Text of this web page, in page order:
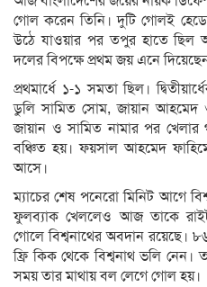
গোল করেন তিনি। দুটি গোলই হেডে
উঠে যাওয়ার পর তপুর হাতে ছিল
দলের বিপক্ষে প্রথম জয় এনে
প্রথমার্ধে ১-১ সমতা ছিল।
ডুলি সামিত সোম, জায়ান আহমেদ
জায়ান ও সামিত নামার পর
বঞ্চিত হয়। ফয়সাল আহমেদ
আসে।
ম্যাচের শেষ পনেরো মিনিট আগে
ফুলব্যাক খেললেও আজ তাকে
গোলে বিশ্বনাথের অবদান রয়েছে।
ফ্রি কিক থেকে বিশ্বনাথ ভলি নেন।
সময় তার মাথায় বল লেগে গোল হয়।